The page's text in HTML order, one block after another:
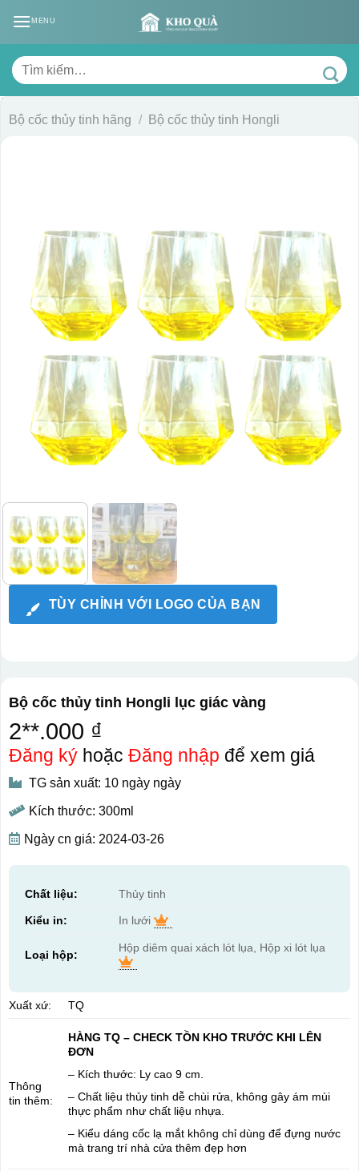
MENU
Tìm
kiếm:
Bộ cốc thủy tinh hãng / Bộ cốc thủy tinh Hongli
TÙY CHỈNH VỚI LOGO CỦA BẠN
Bộ cốc thủy tinh Hongli lục giác vàng
2**.000 ₫
Đăng kýhoặc Đăng nhập để xem giá
TG sản xuất: 10 ngày ngày
Kích thước: 300ml
Ngày cn giá: 2024-03-26
Chất liệu: Thủy tinh
Kiểu in: In lưới
Loại hộp:
Hộp diêm quai xách lót lụa, Hộp xi lót lụa
Xuất xứ: TQ
Thông
tin thêm:
HÀNG TQ – CHECK TỒN KHO TRƯỚC KHI LÊN
ĐƠN
– Kích thước: Ly cao 9 cm.
– Chất liệu thủy tinh dễ chùi rửa, không gây ám mùi
thực phẩm như chất liệu nhựa.
– Kiểu dáng cốc lạ mắt không chỉ dùng để đựng nước
mà trang trí nhà cửa thêm đẹp hơn